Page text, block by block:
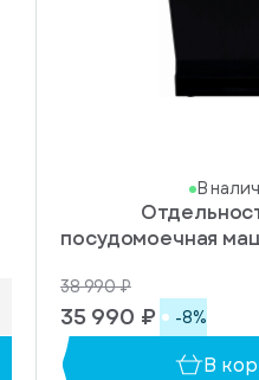
В
посудомоечная
38 990 ₽
35 990 ₽ -8%
В